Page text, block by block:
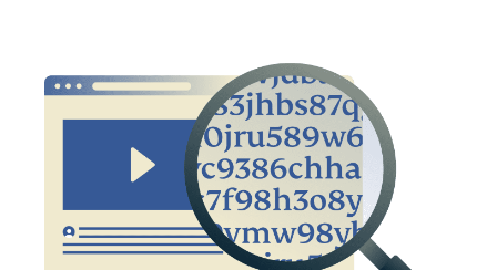
ExpressVPN에 대한 사용자 평가
VPN 기능 관련 자주 묻는 질문